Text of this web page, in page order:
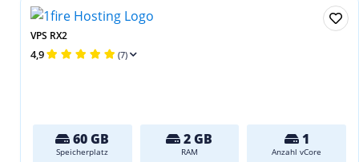
VPS RX2
4,9 (7)
60 GB
Speicherplatz
2 GB
RAM
1
Anzahl vCore